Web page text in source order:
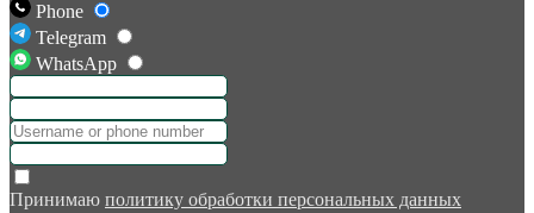
Phone
Telegram
WhatsApp
Принимаю политику обработки персональных данных